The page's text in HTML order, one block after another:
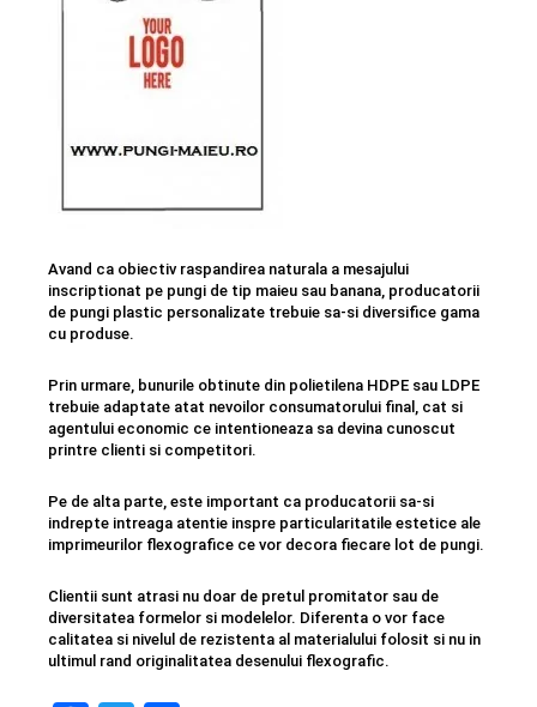
Avand ca obiectiv raspandirea naturala a mesajului
inscriptionat pe pungi de tip maieu sau banana, producatorii
de pungi plastic personalizate trebuie sa-si diversifice gama
cu produse.
Prin urmare, bunurile obtinute din polietilena HDPE sau LDPE
trebuie adaptate atat nevoilor consumatorului final, cat si
agentului economic ce intentioneaza sa devina cunoscut
printre clienti si competitori.
Pe de alta parte, este important ca producatorii sa-si
indrepte intreaga atentie inspre particularitatile estetice ale
imprimeurilor flexografice ce vor decora fiecare lot de pungi.
Clientii sunt atrasi nu doar de pretul promitator sau de
diversitatea formelor si modelelor. Diferenta o vor face
calitatea si nivelul de rezistenta al materialului folosit si nu in
ultimul rand originalitatea desenului flexografic.